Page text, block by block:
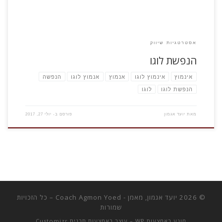
אסטרטגיות שיווק
הנפשת לוגו
אינמוץ אינמוץ לוגו אנמוץ אנמוץ לוגו הנפשה
הנפשת לוגו לוגו
מאת יועד אגמון פורסם ב- יולי 27, 2017
© 2026 יועד אגמון, מאמן - Coach Agmon Yoed
– כל הזכויות
שמורות